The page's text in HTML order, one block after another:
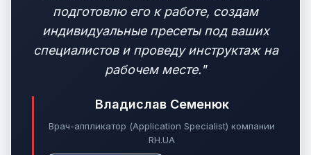
подготовлю его к работе, создам
индивидуальные пресеты под ваших
специалистов и проведу инструктаж на
рабочем месте."
Владислав Семенюк
Врач-аппликатор (Application Specialist) компании
RH.UA